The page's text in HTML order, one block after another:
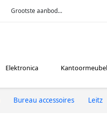
Grootste aanbod...
Elektronica
Bureau accessoires Leitz